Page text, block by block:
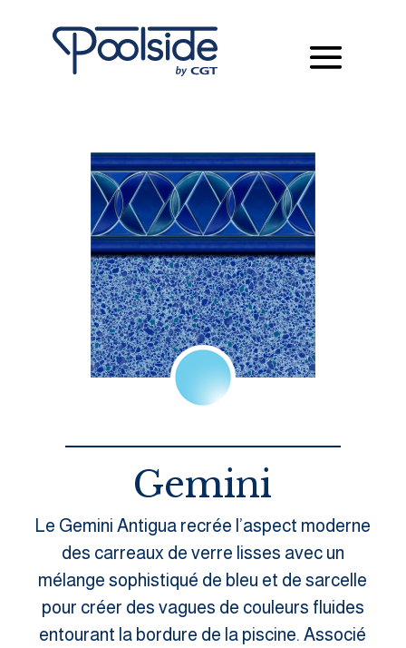
Gemini
Le Gemini Antigua recrée l’aspect moderne
des carreaux de verre lisses avec un
mélange sophistiqué de bleu et de sarcelle
pour créer des vagues de couleurs fluides
entourant la bordure de la piscine. Associé